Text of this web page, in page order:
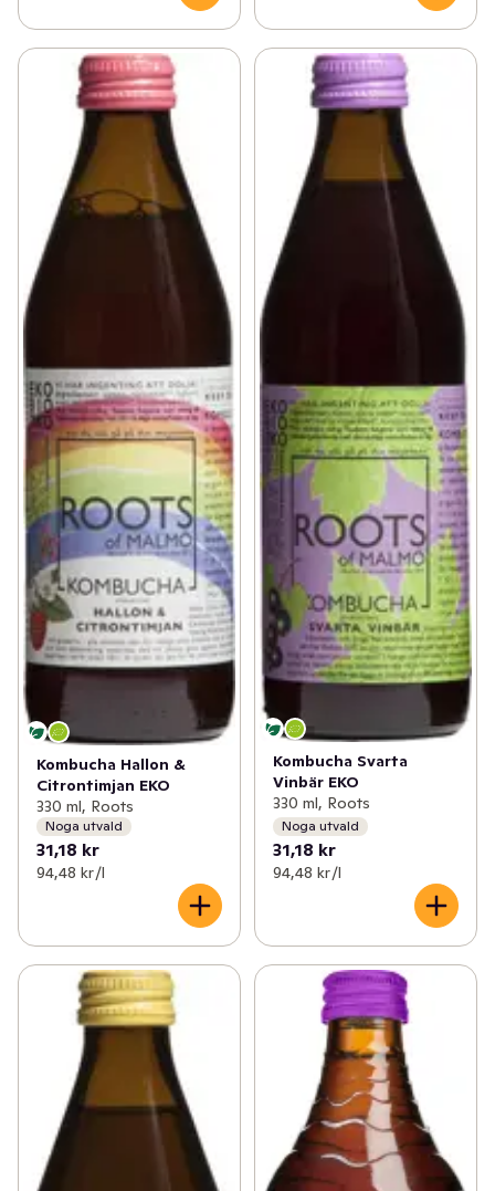
Kombucha Hallon &
Citrontimjan EKO
330 ml, Roots
Noga utvald
31,18 kr
94,48 kr /l
Kombucha Svarta
Vinbär EKO
330 ml, Roots
Noga utvald
31,18 kr
94,48 kr /l